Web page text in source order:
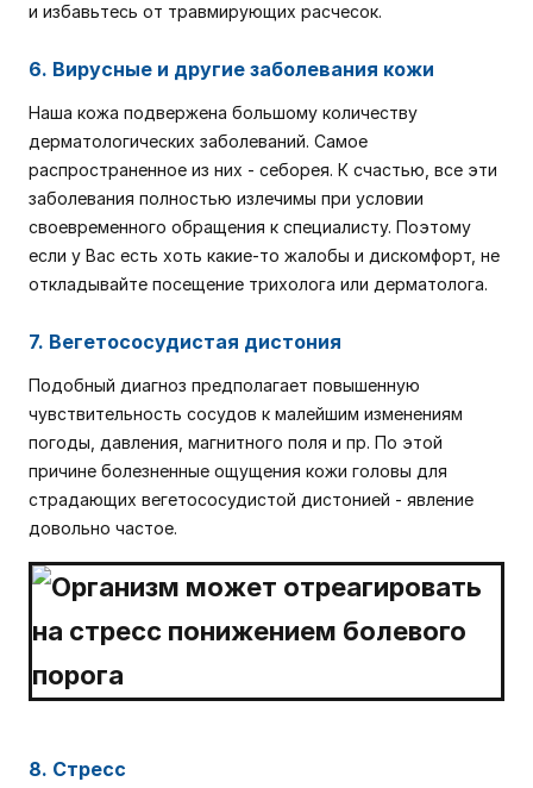
и избавьтесь от травмирующих расчесок.
6. Вирусные и другие заболевания кожи
Наша кожа подвержена большому количеству
дерматологических заболеваний. Самое
распространенное из них - себорея. К счастью, все эти
заболевания полностью излечимы при условии
своевременного обращения к специалисту. Поэтому
если у Вас есть хоть какие-то жалобы и дискомфорт, не
откладывайте посещение трихолога или дерматолога.
7. Вегетососудистая дистония
Подобный диагноз предполагает повышенную
чувствительность сосудов к малейшим изменениям
погоды, давления, магнитного поля и пр. По этой
причине болезненные ощущения кожи головы для
страдающих вегетососудистой дистонией - явление
довольно частое.
8. Стресс